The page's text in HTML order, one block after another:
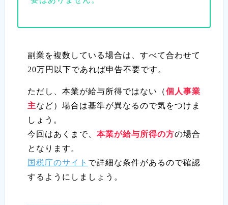
副業を複数している場合は、すべて合わせて
20万円以下であれば申告不要です。
ただし、本業が給与所得ではない（個人事業
主など）場合は基準が異なるので気をつけま
しょう。
今回はあくまで、 本業が給与所得の方の場合
となります。
国税庁のサイト で詳細な条件があるので確認
するようにしましょう。